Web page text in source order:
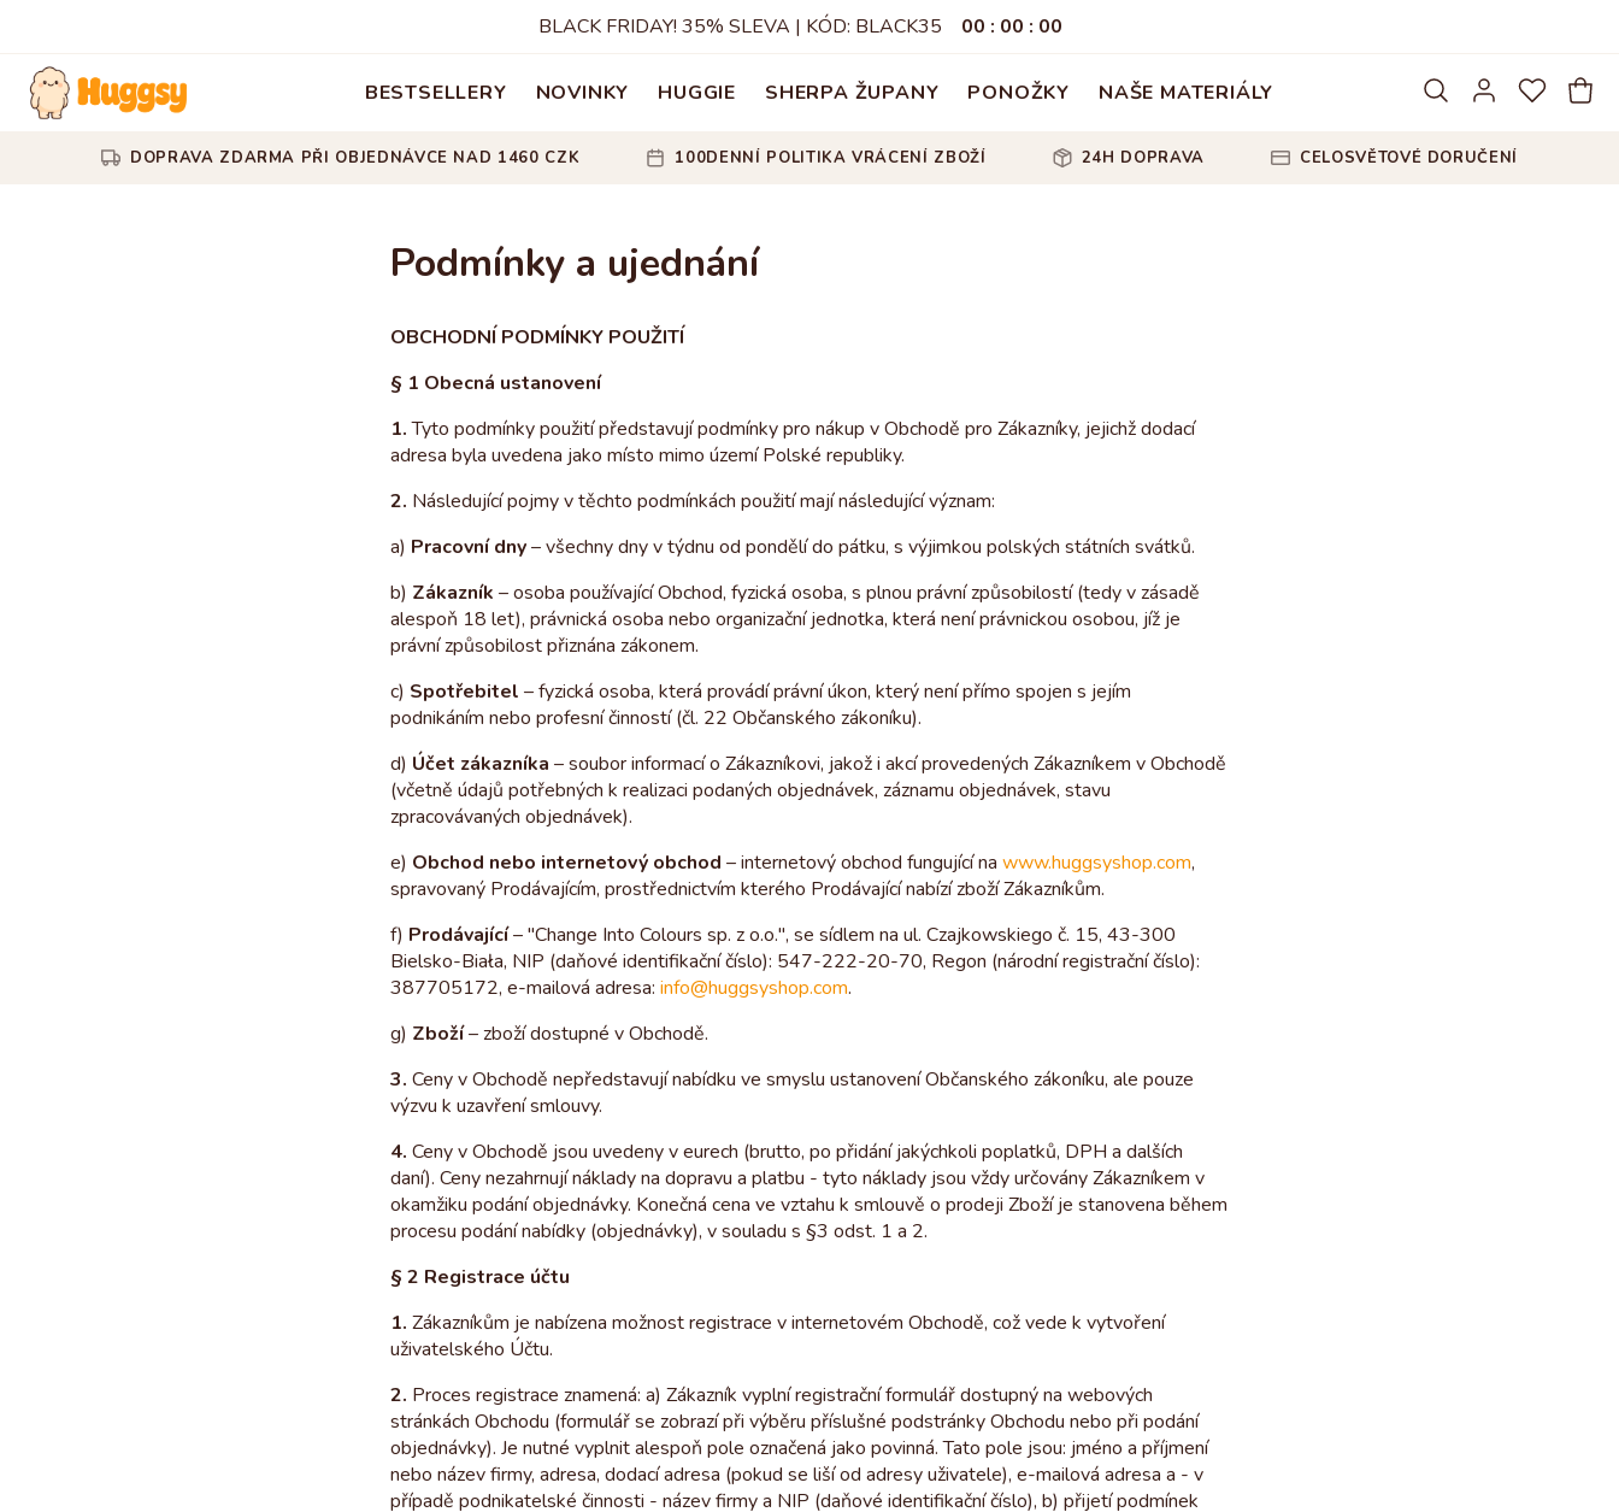
BLACK FRIDAY! 35% SLEVA | KÓD: BLACK35 00 : 00 : 00
BESTSELLERY NOVINKY HUGGIE SHERPA ŽUPANY PONOŽKY NAŠE MATERIÁLY
DOPRAVA ZDARMA PŘI OBJEDNÁVCE NAD 1460 CZK 100DENNÍ POLITIKA VRÁCENÍ ZBOŽÍ 24H DOPRAVA CELOSVĚTOVÉ DORUČENÍ
Podmínky a ujednání
OBCHODNÍ PODMÍNKY POUŽITÍ
§ 1 Obecná ustanovení
1.Tyto podmínky použití představují podmínky pro nákup v Obchodě pro Zákazníky, jejichž dodací
adresa byla uvedena jako místo mimo území Polské republiky.
2. Následující pojmy v těchto podmínkách použití mají následující význam:
a) Pracovní dny– všechny dny v týdnu od pondělí do pátku, s výjimkou polských státních svátků.
b) Zákazník – osoba používající Obchod, fyzická osoba, s plnou právní způsobilostí (tedy v zásadě
alespoň 18 let), právnická osoba nebo organizační jednotka, která není právnickou osobou, jíž je
právní způsobilost přiznána zákonem.
c) Spotřebitel – fyzická osoba, která provádí právní úkon, který není přímo spojen s jejím
podnikáním nebo profesní činností (čl. 22 Občanského zákoníku).
d) Účet zákazníka – soubor informací o Zákazníkovi, jakož i akcí provedených Zákazníkem v Obchodě
(včetně údajů potřebných k realizaci podaných objednávek, záznamu objednávek, stavu
zpracovávaných objednávek).
e) Obchod nebo internetový obchod – internetový obchod fungující na www.huggsyshop.com,
spravovaný Prodávajícím, prostřednictvím kterého Prodávající nabízí zboží Zákazníkům.
f) Prodávající– "Change Into Colours sp. z o.o.", se sídlem na ul. Czajkowskiego č. 15, 43-300
Bielsko-Biała, NIP (daňové identifikační číslo): 547-222-20-70, Regon (národní registrační číslo):
387705172, e-mailová adresa: info@huggsyshop.com.
g) Zboží– zboží dostupné v Obchodě.
3. Ceny v Obchodě nepředstavují nabídku ve smyslu ustanovení Občanského zákoníku, ale pouze
výzvu k uzavření smlouvy.
4. Ceny v Obchodě jsou uvedeny v eurech (brutto, po přidání jakýchkoli poplatků, DPH a dalších
daní). Ceny nezahrnují náklady na dopravu a platbu - tyto náklady jsou vždy určovány Zákazníkem v
okamžiku podání objednávky. Konečná cena ve vztahu k smlouvě o prodeji Zboží je stanovena během
procesu podání nabídky (objednávky), v souladu s §3 odst. 1 a 2.
§ 2 Registrace účtu
1. Zákazníkům je nabízena možnost registrace v internetovém Obchodě, což vede k vytvoření
uživatelského Účtu.
2. Proces registrace znamená: a) Zákazník vyplní registrační formulář dostupný na webových
stránkách Obchodu (formulář se zobrazí při výběru příslušné podstránky Obchodu nebo při podání
objednávky). Je nutné vyplnit alespoň pole označená jako povinná. Tato pole jsou: jméno a příjmení
nebo název firmy, adresa, dodací adresa (pokud se liší od adresy uživatele), e-mailová adresa a - v
případě podnikatelské činnosti - název firmy a NIP (daňové identifikační číslo), b) přijetí podmínek